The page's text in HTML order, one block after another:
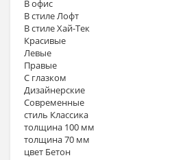
В офис
В стиле Лофт
В стиле Хай-Тек
Красивые
Левые
Правые
С глазком
Дизайнерские
Современные
стиль Классика
толщина 100 мм
толщина 70 мм
цвет Бетон